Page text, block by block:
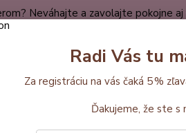
Neváhajte a zavolajte pokojne
Radi Vás tu
Za registráciu na vás čaká 5 %
Ďakujeme, že ste s